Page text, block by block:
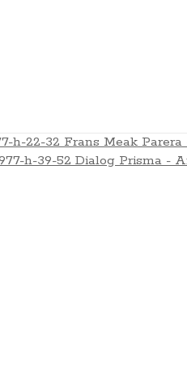
Frans Meak
Dialog Prisma -